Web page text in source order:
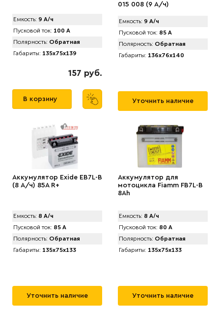
Емкость: 9 А/ч
Пусковой ток: 100 А
Полярность: Обратная
Габариты: 135x75x139
157 руб.
В корзину
015 008 (9 А/ч)
Емкость: 9 А/ч
Пусковой ток: 85 А
Полярность: Обратная
Габариты: 136x76x140
Уточнить наличие
Аккумулятор Exide EB7L-B
(8 А/ч) 85A R+
Емкость: 8 А/ч
Пусковой ток: 85 А
Полярность: Обратная
Габариты: 135x75x133
Уточнить наличие
Аккумулятор для
мотоцикла Fiamm FB7L-B
8Ah
Емкость: 8 А/ч
Пусковой ток: 80 А
Полярность: Обратная
Габариты: 135x75x133
Уточнить наличие